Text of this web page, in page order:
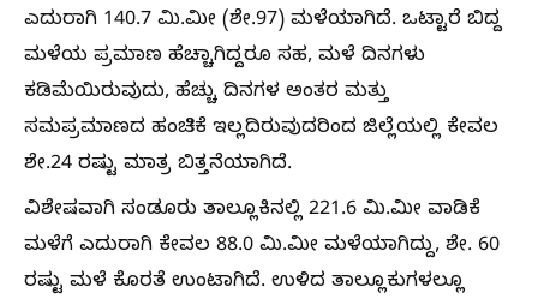
ಎದುರಾಗಿ 140.7 ಮಿ.ಮೀ (ಶೇ.97) ಮಳೆಯಾಗಿದೆ. ಒಟ್ಟಾರೆ ಬಿದ್ದ
ಮಳೆಯ ಪ್ರಮಾಣ ಹೆಚ್ಚಾಗಿದ್ದರೂ ಸಹ, ಮಳೆ ದಿನಗಳು
ಕಡಿಮೆಯಿರುವುದು, ಹೆಚ್ಚು ದಿನಗಳ ಅಂತರ ಮತ್ತು
ಸಮಪ್ರಮಾಣದ ಹಂಚಿಕೆ ಇಲ್ಲದಿರುವುದರಿಂದ ಜಿಲ್ಲೆಯಲ್ಲಿ ಕೇವಲ
ಶೇ.24 ರಷ್ಟು ಮಾತ್ರ ಬಿತ್ತನೆಯಾಗಿದೆ.
ವಿಶೇಷವಾಗಿ ಸಂಡೂರು ತಾಲ್ಲೂಕಿನಲ್ಲಿ 221.6 ಮಿ.ಮೀ ವಾಡಿಕೆ
ಮಳೆಗೆ ಎದುರಾಗಿ ಕೇವಲ 88.0 ಮಿ.ಮೀ ಮಳೆಯಾಗಿದ್ದು, ಶೇ. 60
ರಷ್ಟು ಮಳೆ ಕೊರತೆ ಉಂಟಾಗಿದೆ. ಉಳಿದ ತಾಲ್ಲೂಕುಗಳಲ್ಲೂ